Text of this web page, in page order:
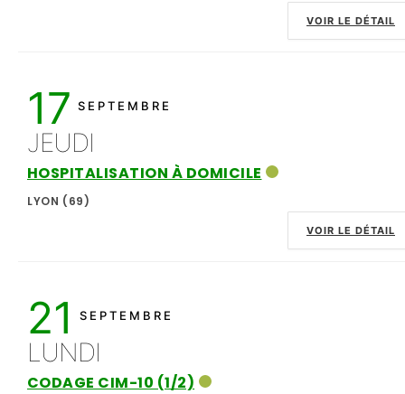
VOIR LE DÉTAIL
17 SEPTEMBRE
JEUDI
HOSPITALISATION À DOMICILE
LYON (69)
VOIR LE DÉTAIL
21 SEPTEMBRE
LUNDI
CODAGE CIM-10 (1/2)